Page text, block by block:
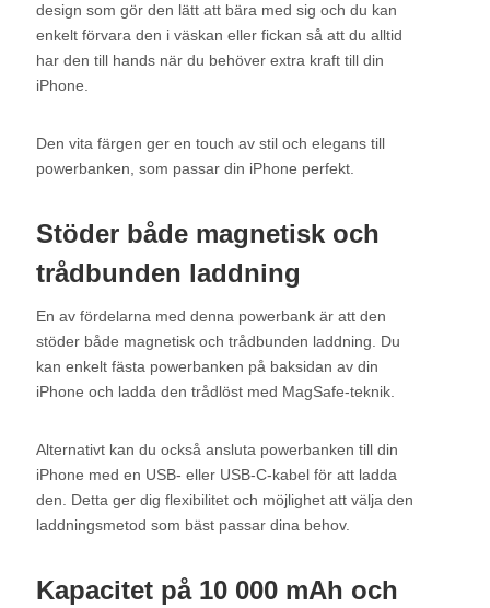
design som gör den lätt att bära med sig och du kan
enkelt förvara den i väskan eller fickan så att du alltid
har den till hands när du behöver extra kraft till din
iPhone.
Den vita färgen ger en touch av stil och elegans till
powerbanken, som passar din iPhone perfekt.
Stöder både magnetisk och
trådbunden laddning
En av fördelarna med denna powerbank är att den
stöder både magnetisk och trådbunden laddning. Du
kan enkelt fästa powerbanken på baksidan av din
iPhone och ladda den trådlöst med MagSafe-teknik.
Alternativt kan du också ansluta powerbanken till din
iPhone med en USB- eller USB-C-kabel för att ladda
den. Detta ger dig flexibilitet och möjlighet att välja den
laddningsmetod som bäst passar dina behov.
Kapacitet på 10 000 mAh och